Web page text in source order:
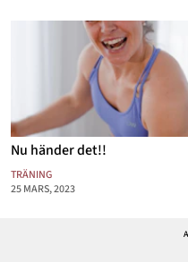
Nu händer det!!
TRÄNING
25 MARS, 2023